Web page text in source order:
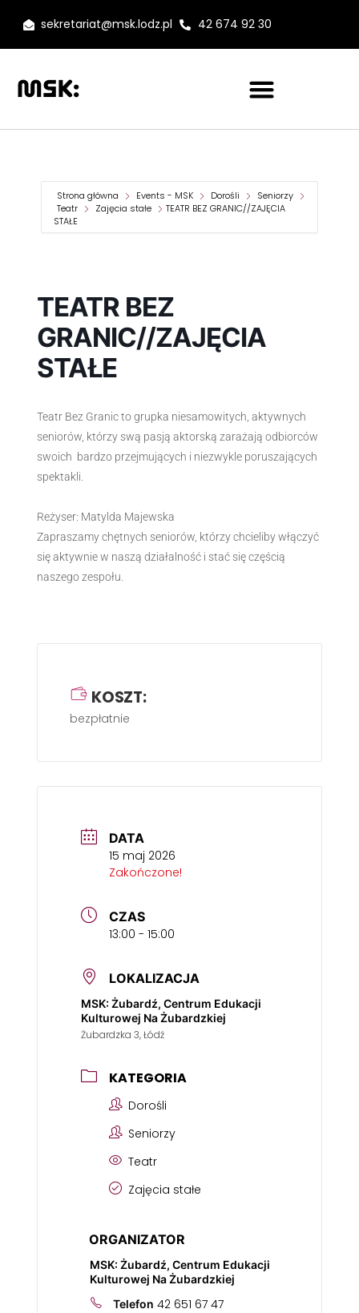
sekretariat@msk.lodz.pl 42 674 92 30
Strona główna Events - MSK Dorośli
Seniorzy
Teatr
Zajęcia stałe
TEATR BEZ GRANIC//ZAJĘCIA
STAŁE
TEATR BEZ
GRANIC//ZAJĘCIA
STAŁE
Teatr Bez Granic to grupka niesamowitych, aktywnych
seniorów, którzy swą pasją aktorską zarażają odbiorców
swoich bardzo przejmujących i niezwykle poruszających
spektakli.
Reżyser: Matylda Majewska
Zapraszamy chętnych seniorów, którzy chcieliby włączyć
się aktywnie w naszą działalność i stać się częścią
naszego zespołu.
KOSZT:
bezpłatnie
DATA
15 maj 2026
Zakończone!
CZAS
13:00 - 15:00
LOKALIZACJA
MSK: Żubardź, Centrum Edukacji
Kulturowej Na Żubardzkiej
Żubardzka 3, Łódź
KATEGORIA
Dorośli
Seniorzy
Teatr
Zajęcia stałe
ORGANIZATOR
MSK: Żubardź, Centrum Edukacji
Kulturowej Na Żubardzkiej
Telefon 42 651 67 47